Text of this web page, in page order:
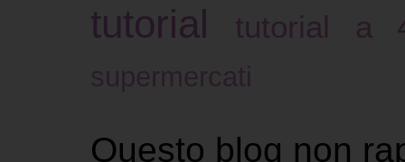
tutorial tutorial a
Questo blog non